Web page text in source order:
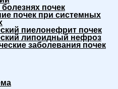
почек
почек при системных
пиелонефрит почек
липоидный нефроз
заболевания почек